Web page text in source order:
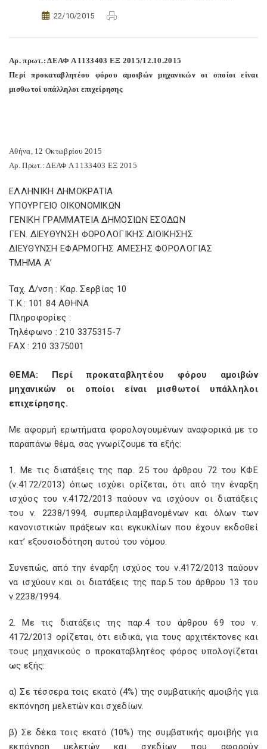
22/10/2015
Αρ. πρωτ.: ΔΕΑΦ Α 1133403 ΕΞ 2015/12.10.2015
Περί προκαταβλητέου φόρου αμοιβών μηχανικών οι οποίοι είναι
μισθωτοί υπάλληλοι επιχείρησης
Αθήνα, 12 Οκτωβρίου 2015
Αρ. Πρωτ.: ΔΕΑΦ Α 1133403 ΕΞ 2015
ΕΛΛΗΝΙΚΗ ΔΗΜΟΚΡΑΤΙΑ
ΥΠΟΥΡΓΕΙΟ ΟΙΚΟΝΟΜΙΚΩΝ
ΓΕΝΙΚΗ ΓΡΑΜΜΑΤΕΙΑ ΔΗΜΟΣΙΩΝ ΕΣΟΔΩΝ
ΓΕΝ. ΔΙΕΥΘΥΝΣΗ ΦΟΡΟΛΟΓΙΚΗΣ ΔΙΟΙΚΗΣΗΣ
ΔΙΕΥΘΥΝΣΗ ΕΦΑΡΜΟΓΗΣ ΑΜΕΣΗΣ ΦΟΡΟΛΟΓΙΑΣ
ΤΜΗΜΑ Α’
Ταχ. Δ/νση : Καρ. Σερβίας 10
Τ.Κ.: 101 84 ΑΘΗΝΑ
Πληροφορίες :
Τηλέφωνο : 210 3375315-7
FAX : 210 3375001
ΘΕΜΑ: Περί προκαταβλητέου φόρου αμοιβών
μηχανικών οι οποίοι είναι μισθωτοί υπάλληλοι
επιχείρησης.
Με αφορμή ερωτήματα φορολογουμένων αναφορικά με το
παραπάνω θέμα, σας γνωρίζουμε τα εξής:
1. Με τις διατάξεις της παρ. 25 του άρθρου 72 του ΚΦΕ
(ν.4172/2013) όπως ισχύει ορίζεται, ότι από την έναρξη
ισχύος του ν.4172/2013 παύουν να ισχύουν οι διατάξεις
του ν. 2238/1994, συμπεριλαμβανομένων και όλων των
κανονιστικών πράξεων και εγκυκλίων που έχουν εκδοθεί
κατ’ εξουσιοδότηση αυτού του νόμου.
Συνεπώς, από την έναρξη ισχύος του ν.4172/2013 παύουν
να ισχύουν και οι διατάξεις της παρ.5 του άρθρου 13 του
ν.2238/1994.
2. Με τις διατάξεις της παρ.4 του άρθρου 69 του ν.
4172/2013 ορίζεται, ότι ειδικά, για τους αρχιτέκτονες και
τους μηχανικούς ο προκαταβλητέος φόρος υπολογίζεται
ως εξής:
α) Σε τέσσερα τοις εκατό (4%) της συμβατικής αμοιβής για
εκπόνηση μελετών και σχεδίων.
β) Σε δέκα τοις εκατό (10%) της συμβατικής αμοιβής για
εκπόνηση μελετών και σχεδίων που αφορούν